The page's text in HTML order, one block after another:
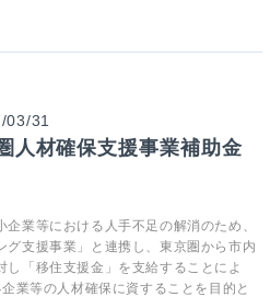
03/31
人材確保支援事業補助金
業等における人手不足の解消のため、
グ支援事業」と連携し、東京圏から市内
「移住支援金」を支給することによ
業等の人材確保に資することを目的と